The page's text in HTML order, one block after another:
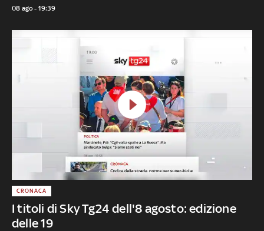
08 ago - 19:39
I titoli di Sky Tg24 dell'8 agosto: edizione
delle 19
CRONACA